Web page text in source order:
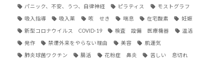
パニック、不安、うつ、自律神経 ピラティス モストグラフ
吸入指導 吸入薬 咳 せき 喘息 在宅酸素 妊娠
新型コロナウイルス COVID-19 検査 設備 医療機器 温活
発作 禁煙外来をやらない理由 美容 肌運気
肺炎球菌ワクチン 腸活 花粉症 鼻炎 苦しい 息切れ